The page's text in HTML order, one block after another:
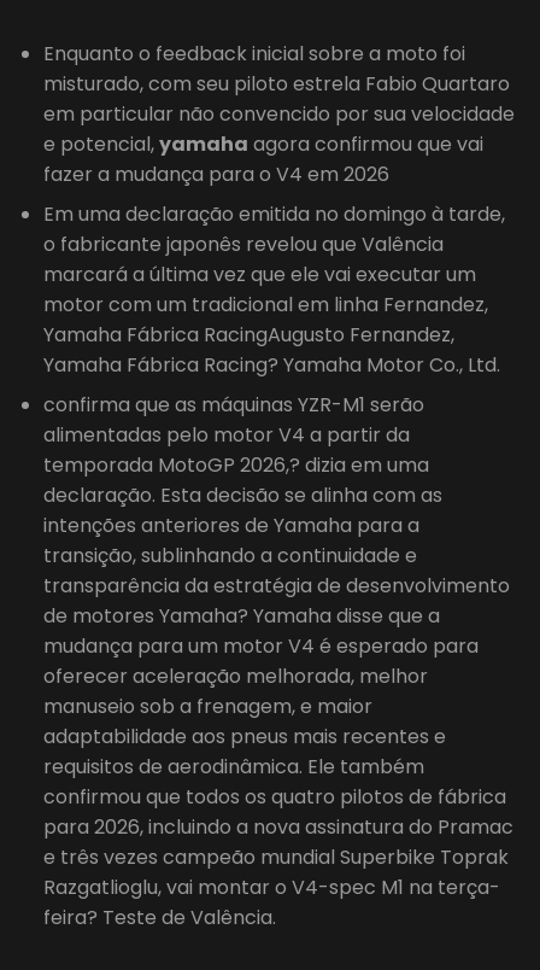
Enquanto o feedback inicial sobre a moto foi
misturado, com seu piloto estrela Fabio Quartaro
em particular não convencido por sua velocidade
e potencial,yamaha agora confirmou que vai
fazer a mudança para o V4 em 2026
Em uma declaração emitida no domingo à tarde,
o fabricante japonês revelou que Valência
marcará a última vez que ele vai executar um
motor com um tradicional em linha Fernandez,
Yamaha Fábrica RacingAugusto Fernandez,
Yamaha Fábrica Racing? Yamaha Motor Co., Ltd.
confirma que as máquinas YZR-M1 serão
alimentadas pelo motor V4 a partir da
temporada MotoGP 2026,? dizia em uma
declaração. Esta decisão se alinha com as
intenções anteriores de Yamaha para a
transição, sublinhando a continuidade e
transparência da estratégia de desenvolvimento
de motores Yamaha? Yamaha disse que a
mudança para um motor V4 é esperado para
oferecer aceleração melhorada, melhor
manuseio sob a frenagem, e maior
adaptabilidade aos pneus mais recentes e
requisitos de aerodinâmica. Ele também
confirmou que todos os quatro pilotos de fábrica
para 2026, incluindo a nova assinatura do Pramac
e três vezes campeão mundial Superbike Toprak
Razgatlioglu, vai montar o V4-spec M1 na terça-
feira? Teste de Valência.